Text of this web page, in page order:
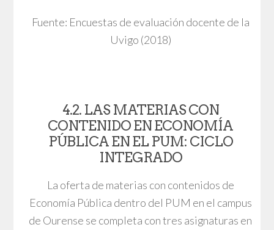
Fuente: Encuestas de evaluación docente de la
Uvigo (2018)
4.2. LAS MATERIAS CON
CONTENIDO EN ECONOMÍA
PÚBLICA EN EL PUM: CICLO
INTEGRADO
La oferta de materias con contenidos de
Economía Pública dentro del PUM en el campus
de Ourense se completa con tres asignaturas en